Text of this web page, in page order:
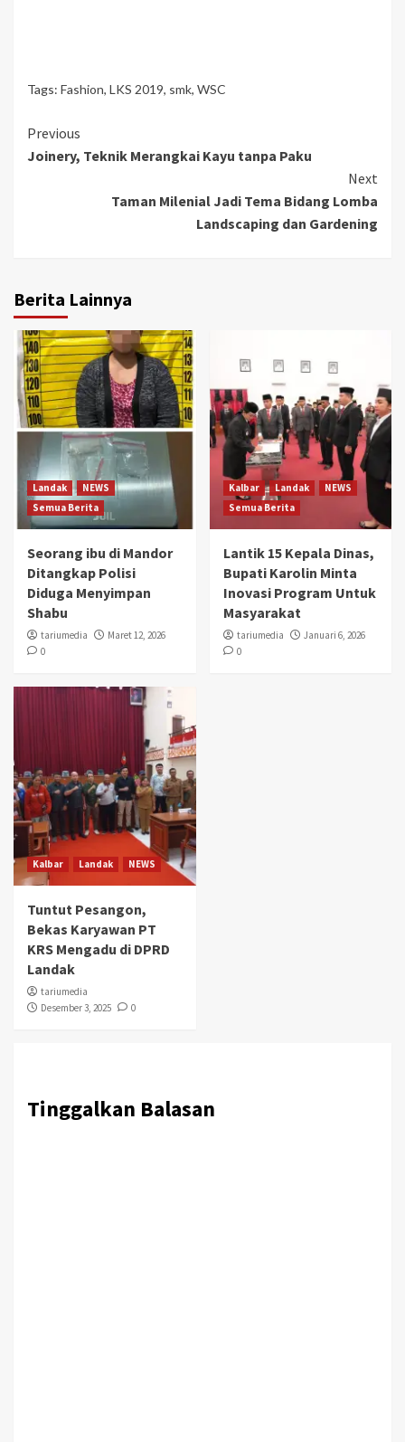
Tags: Fashion, LKS 2019, smk, WSC
Continue
Reading
Previous
Joinery, Teknik Merangkai Kayu tanpa Paku
Next
Taman Milenial Jadi Tema Bidang Lomba
Landscaping dan Gardening
Berita Lainnya
Landak
NEWS
Semua Berita
Seorang ibu di Mandor
Ditangkap Polisi
Diduga Menyimpan
Shabu
tariumedia
Maret 12, 2026
0
Kalbar Landak
NEWS
Semua Berita
Lantik 15 Kepala Dinas,
Bupati Karolin Minta
Inovasi Program Untuk
Masyarakat
tariumedia
Januari 6, 2026
0
Kalbar Landak NEWS
Tuntut Pesangon,
Bekas Karyawan PT
KRS Mengadu di DPRD
Landak
tariumedia
Desember 3, 2025
0
Tinggalkan Balasan